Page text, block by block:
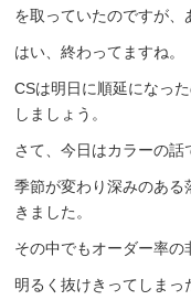
を取っていたのですが、
はい、終わってますね。
CSは明日に順延になっ
しましょう。
さて、今日はカラーの話
季節が変わり深みのある
きました。
その中でもオーダー率の
明るく抜けきってしま